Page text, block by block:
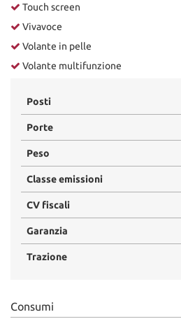
Touch screen
Vivavoce
Volante in pelle
Volante multifunzione
Posti
Porte
Peso
Classe emissioni
CV fiscali
Garanzia
Trazione
Consumi